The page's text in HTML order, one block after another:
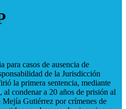
para casos de ausencia de
de la Jurisdicción
la primera sentencia, mediante
condenar a 20 años de prisión al
Gutiérrez por crímenes de